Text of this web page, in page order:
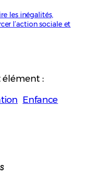
les inégalités,
l’action sociale et
élément :
Enfance